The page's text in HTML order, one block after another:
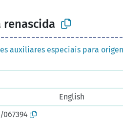
renascida
auxiliares especiais para
English